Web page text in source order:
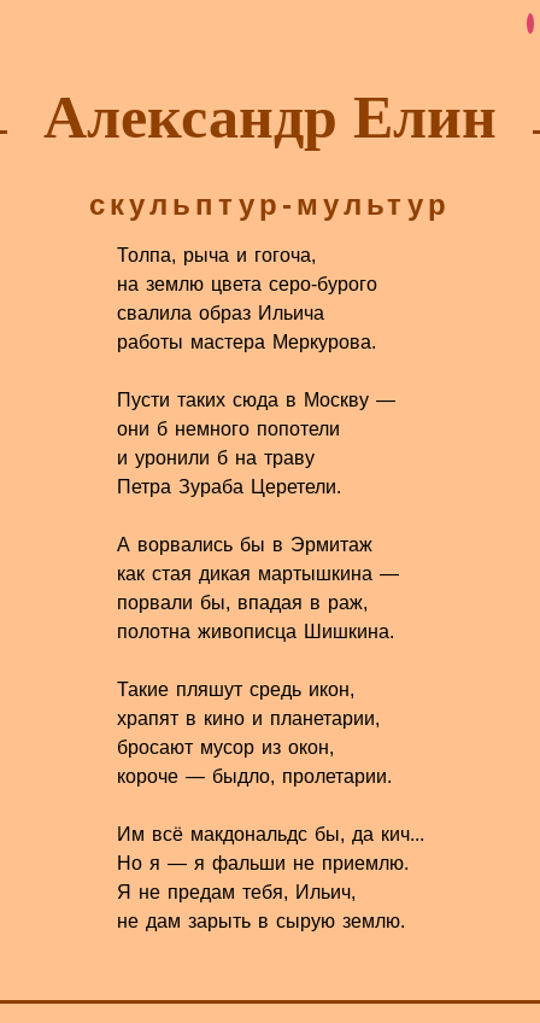
Александр Елин
скульптур-мультур
Толпа, рыча и гогоча,
на землю цвета серо-бурого
свалила образ Ильича
работы мастера Меркурова.
Пусти таких сюда в Москву —
они б немного попотели
и уронили б на траву
Петра Зураба Церетели.
А ворвались бы в Эрмитаж
как стая дикая мартышкина —
порвали бы, впадая в раж,
полотна живописца Шишкина.
Такие пляшут средь икон,
храпят в кино и планетарии,
бросают мусор из окон,
короче — быдло, пролетарии.
Им всё макдональдс бы, да кич...
Но я — я фальши не приемлю.
Я не предам тебя, Ильич,
не дам зарыть в сырую землю.